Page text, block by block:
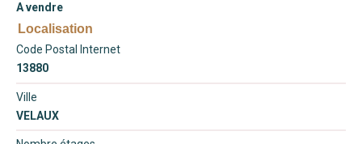
A vendre
Localisation
Code Postal Internet
13880
Ville
VELAUX